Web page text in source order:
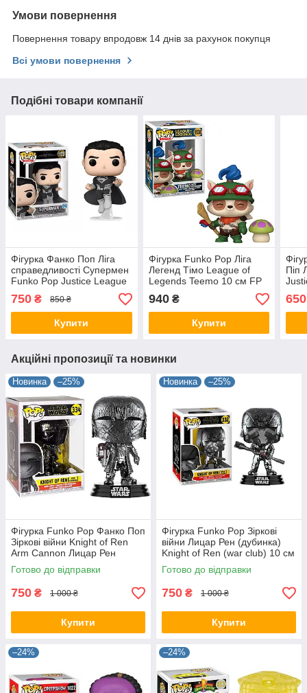
Умови повернення
Повернення товару впродовж 14 днів за рахунок покупця
Всі умови повернення
Подібні товари компанії
Фігурка Фанко Поп Ліга
справедливості Супермен
Funko Pop Justice League
Superman 10 см JL S 1123
750 ₴ 850 ₴
Купити
Фігурка Funko Pop Ліга
Легенд Тімо League of
Legends Teemo 10 см FP
LOL T 1138
940₴
Купити
Піп
JL
650
Акційні пропозиції та новинки
Новинка –25%
Фігурка Funko Pop Фанко Поп
Зіркові війни Knight of Ren
Arm Cannon Лицар Рен
(Ручна гармата) 10 см SW KR
334
Готово до відправки
750 ₴ 1 000 ₴
Купити
Новинка –25%
Фігурка Funko Pop Зіркові
війни Лицар Рен (дубинка)
Knight of Ren (war club) 10 см
SW KR 332
Готово до відправки
750 ₴ 1 000 ₴
Купити
–24% –24%